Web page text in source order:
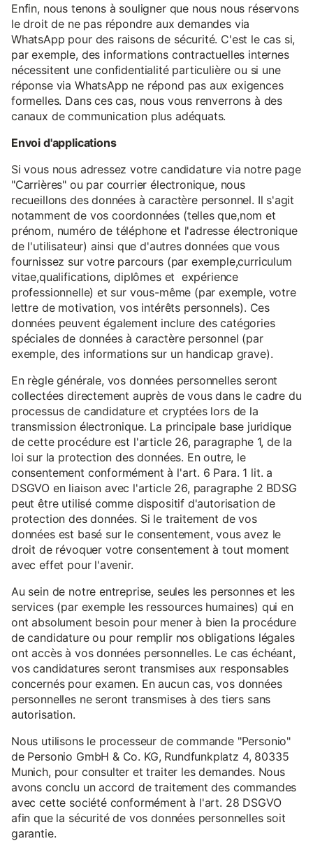
Enfin, nous tenons à souligner que nous nous réservons
le droit de ne pas répondre aux demandes via
WhatsApp pour des raisons de sécurité. C'est le cas si,
par exemple, des informations contractuelles internes
nécessitent une confidentialité particulière ou si une
réponse via WhatsApp ne répond pas aux exigences
formelles. Dans ces cas, nous vous renverrons à des
canaux de communication plus adéquats.
Envoi d'applications
Si vous nous adressez votre candidature via notre page
"Carrières" ou par courrier électronique, nous
recueillons des données à caractère personnel. Il s'agit
notamment de vos coordonnées (telles que,nom et
prénom, numéro de téléphone et l'adresse électronique
de l'utilisateur) ainsi que d'autres données que vous
fournissez sur votre parcours (par exemple,curriculum
vitae,qualifications, diplômes et expérience
professionnelle) et sur vous-même (par exemple, votre
lettre de motivation, vos intérêts personnels). Ces
données peuvent également inclure des catégories
spéciales de données à caractère personnel (par
exemple, des informations sur un handicap grave).
En règle générale, vos données personnelles seront
collectées directement auprès de vous dans le cadre du
processus de candidature et cryptées lors de la
transmission électronique. La principale base juridique
de cette procédure est l'article 26, paragraphe 1, de la
loi sur la protection des données. En outre, le
consentement conformément à l'art. 6 Para. 1 lit. a
DSGVO en liaison avec l'article 26, paragraphe 2 BDSG
peut être utilisé comme dispositif d'autorisation de
protection des données. Si le traitement de vos
données est basé sur le consentement, vous avez le
droit de révoquer votre consentement à tout moment
avec effet pour l'avenir.
Au sein de notre entreprise, seules les personnes et les
services (par exemple les ressources humaines) qui en
ont absolument besoin pour mener à bien la procédure
de candidature ou pour remplir nos obligations légales
ont accès à vos données personnelles. Le cas échéant,
vos candidatures seront transmises aux responsables
concernés pour examen. En aucun cas, vos données
personnelles ne seront transmises à des tiers sans
autorisation.
Nous utilisons le processeur de commande "Personio"
de Personio GmbH & Co. KG, Rundfunkplatz 4, 80335
Munich, pour consulter et traiter les demandes. Nous
avons conclu un accord de traitement des commandes
avec cette société conformément à l'art. 28 DSGVO
afin que la sécurité de vos données personnelles soit
garantie.